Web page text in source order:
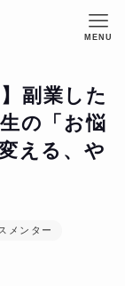
MENU
副業した
の「お悩
える、や
メンター